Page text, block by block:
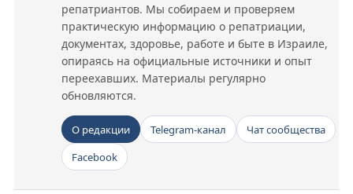
репатриантов. Мы собираем и проверяем
практическую информацию о репатриации,
документах, здоровье, работе и быте в Израиле,
опираясь на официальные источники и опыт
переехавших. Материалы регулярно
обновляются.
О редакции Telegram-канал
Чат сообщества
Facebook